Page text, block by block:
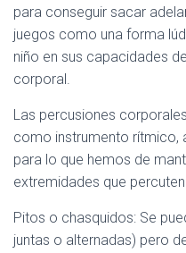
para conseguir sacar
juegos como una forma
niño en sus capacidades
corporal.
Las percusiones
como instrumento rítmico,
para lo que hemos de
extremidades que
Pitos o chasquidos: Se
juntas o alternadas) pero